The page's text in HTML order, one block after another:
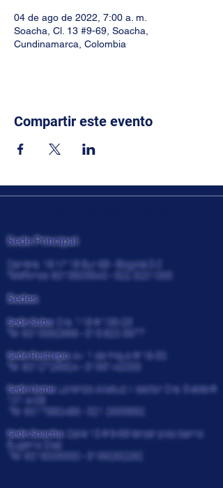
04 de ago de 2022, 7:00 a. m.
Soacha, Cl. 13 #9-69, Soacha,
Cundinamarca, Colombia
Compartir este evento
Sede Principal:
Carrera. 18 N° 18 Sur 68 - Bogotá D.C
Teléfonos: 6015605540 - 322 3201065
Sedes:
Sede Suba: Cra. 118 # 136-25
Tel: 6015362966 - 315 820 5977
Sede Restrepo: Av. 1 de mayo # 16-30
Tel: 6012726924- 3195142033
Sede Usme: Lorenzo Alcatuz II sector Cra. 5 este #
101 A-08
Tel: 6017682486 - 321 2935892
Sede Soacha: Calle 13 # 9-69 tercer piso barrio
Eugenio Diaz
Tel: 6019009330 - 3166292292